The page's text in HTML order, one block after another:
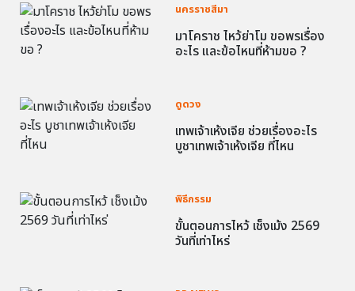
นครราชสีมา
มาโคราช ไหว้ย่าโม ขอพรเรื่อง
อะไร และข้อไหนที่ห้ามขอ ?
ดูดวง
เทพเจ้าเห้งเจีย ช่วยเรื่องอะไร
บูชาเทพเจ้าเห้งเจีย ที่ไหน
พิธีกรรม
ขั้นตอนการไหว้ เช็งเม้ง 2569
วันที่เท่าไหร่